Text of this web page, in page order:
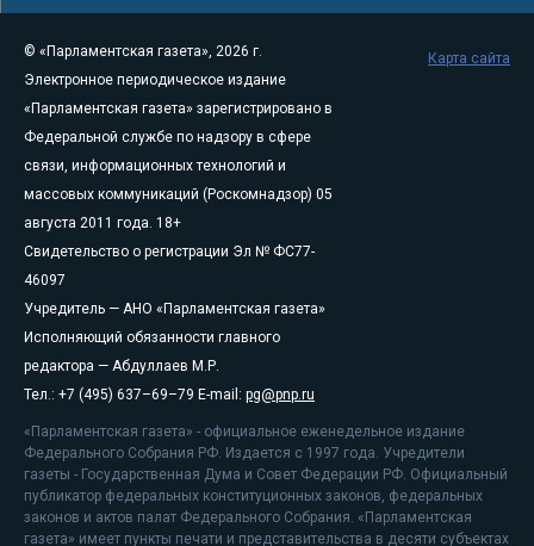
© «Парламентская газета», 2026 г.
Электронное периодическое издание
«Парламентская газета» зарегистрировано в
Федеральной службе по надзору в сфере
связи, информационных технологий и
массовых коммуникаций (Роскомнадзор) 05
августа 2011 года. 18+
Свидетельство о регистрации Эл № ФС77-
46097
Учредитель — АНО «Парламентская газета»
Исполняющий обязанности главного
редактора — Абдуллаев М.Р.
Тел.: +7 (495) 637–69–79 E-mail: pg@pnp.ru
«Парламентская газета» - официальное еженедельное издание
Федерального Собрания РФ. Издается с 1997 года. Учредители
газеты - Государственная Дума и Совет Федерации РФ. Официальный
публикатор федеральных конституционных законов, федеральных
законов и актов палат Федерального Собрания. «Парламентская
газета» имеет пункты печати и представительства в десяти субъектах
Карта сайта